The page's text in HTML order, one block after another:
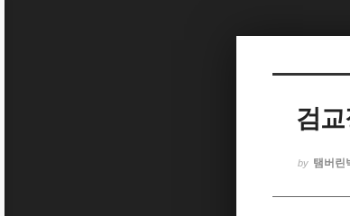
검
by 탬버린
Sketchbook5, 스케치북5
Sketchbook5, 스케치북5